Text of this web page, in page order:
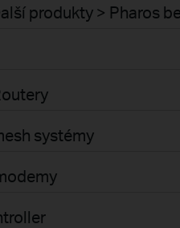
produkty > Pharos
systémy